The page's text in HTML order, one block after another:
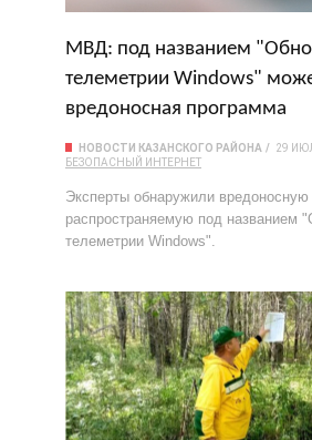
МВД: под названием
телеметрии Windows"
вредоносная программа
НОВОСТИ КАЗАНСКОГО РАЙОНА
29
БЕЗОПАСНЫЙ ИНТЕРНЕТ
Эксперты обнаружили вредоносную
распространяемую под названием
телеметрии Windows".